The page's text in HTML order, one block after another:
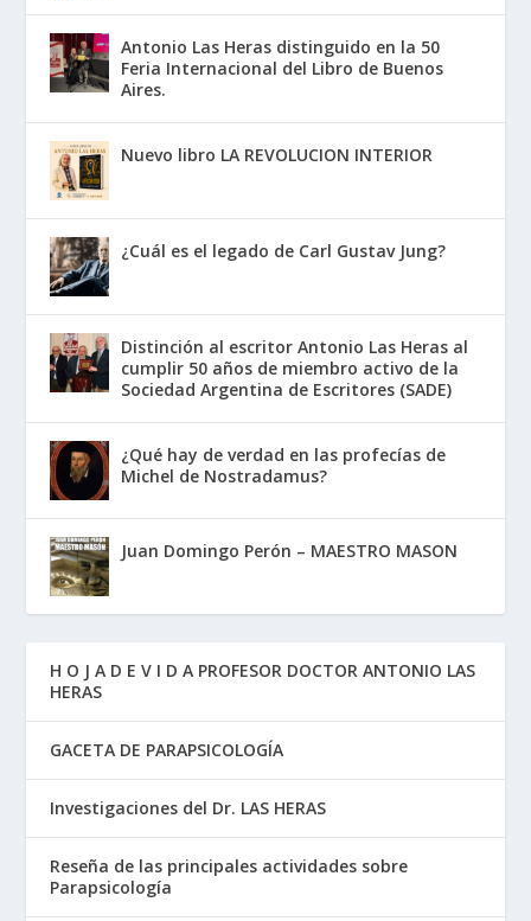
Antonio Las Heras distinguido en la 50
Feria Internacional del Libro de Buenos
Aires.
Nuevo libro LA REVOLUCION INTERIOR
¿Cuál es el legado de Carl Gustav Jung?
Distinción al escritor Antonio Las Heras al
cumplir 50 años de miembro activo de la
Sociedad Argentina de Escritores (SADE)
¿Qué hay de verdad en las profecías de
Michel de Nostradamus?
Juan Domingo Perón – MAESTRO MASON
H O J A D E V I D A PROFESOR DOCTOR ANTONIO LAS
HERAS
GACETA DE PARAPSICOLOGÍA
Investigaciones del Dr. LAS HERAS
Reseña de las principales actividades sobre
Parapsicología